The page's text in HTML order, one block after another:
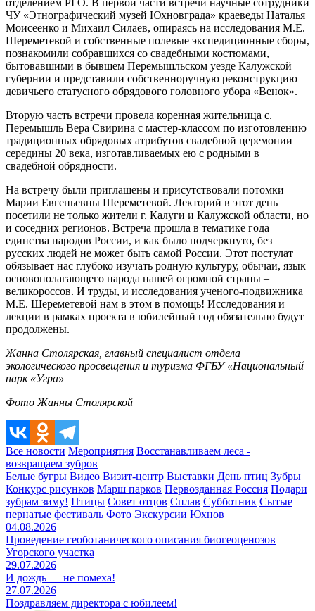
отделением РГО. В первой части встречи научные сотрудники
ЧУ «Этнографический музей Юхновграда» краеведы Наталья
Моисеенко и Михаил Силаев, опираясь на исследования М.Е.
Шереметевой и собственные полевые экспедиционные сборы,
познакомили собравшихся со свадебными костюмами,
бытовавшими в бывшем Перемышльском уезде Калужской
губернии и представили собственноручную реконструкцию
девичьего статусного обрядового головного убора «Венок».
Вторую часть встречи провела коренная жительница с.
Перемышль Вера Свирина с мастер-классом по изготовлению
традиционных обрядовых атрибутов свадебной церемонии
середины 20 века, изготавливаемых ею с родными в
свадебной обрядности.
На встречу были приглашены и присутствовали потомки
Марии Евгеньевны Шереметевой. Лекторий в этот день
посетили не только жители г. Калуги и Калужской области, но
и соседних регионов. Встреча прошла в тематике года
единства народов России, и как было подчеркнуто, без
русских людей не может быть самой России. Этот постулат
обязывает нас глубоко изучать родную культуру, обычаи, язык
основополагающего народа нашей огромной страны –
великороссов. И труды, и исследования ученого-подвижника
М.Е. Шереметевой нам в этом в помощь! Исследования и
лекции в рамках проекта в юбилейный год обязательно будут
продолжены.
Жанна Столярская, главный специалист отдела
экологического просвещения и туризма ФГБУ «Национальный
парк «Угра»
Фото Жанны Столярской
Все новости Мероприятия Восстанавливаем леса -
возвращаем зубров
Белые бугры Видео Визит-центр Выставки День птиц Зубры
Конкурс рисунков Марш парков Первозданная Россия Подари
зубрам зиму! Птицы Совет отцов Сплав Субботник Сытые
пернатые фестиваль Фото Экскурсии Юхнов
04.08.2026
Проведение геоботанического описания биогеоценозов
Угорского участка
29.07.2026
И дождь — не помеха!
27.07.2026
Поздравляем директора с юбилеем!